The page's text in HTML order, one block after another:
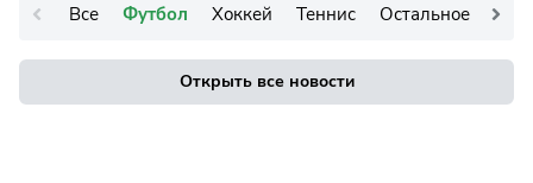
Все Футбол Хоккей Теннис Остальное
Открыть все новости